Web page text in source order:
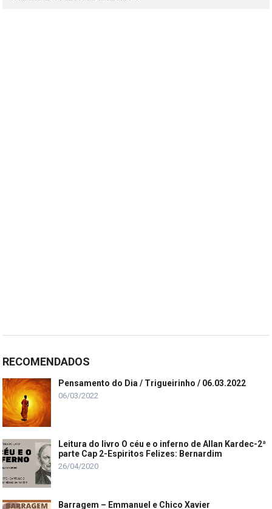
RECOMENDADOS
Pensamento do Dia / Trigueirinho / 06.03.2022
06/03/2022
Leitura do livro O céu e o inferno de Allan Kardec-2ª
parte Cap 2-Espiritos Felizes: Bernardim
26/04/2020
Barragem – Emmanuel e Chico Xavier